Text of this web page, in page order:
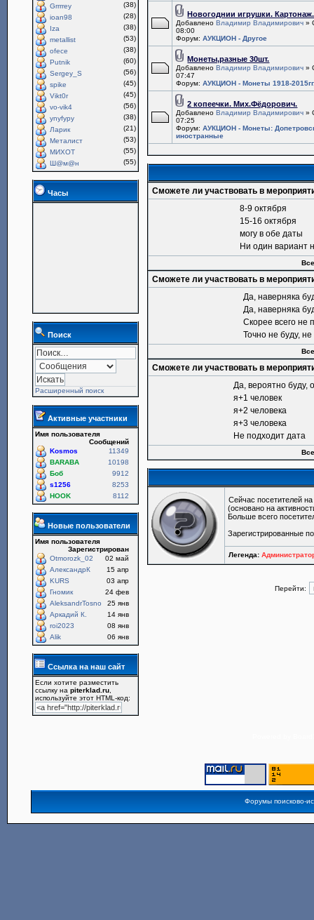
Grrrrey
(38)
ioan98
(28)
Iza
(38)
metallist
(53)
ofece
(38)
Putnik
(60)
Sergey_S
(56)
spike
(45)
Vikt0r
(45)
vo-vik4
(56)
ynyfypy
(38)
Ларик
(21)
Металист
(53)
МИХОТ
(55)
Ш@м@н
(55)
Часы
Поиск
Расширенный поиск
Активные участники
Имя пользователя
Сообщений
Kosmos
11349
BARABA
10198
Боб
9912
s1256
8253
HOOK
8112
Новые пользователи
Имя пользователя
Зарегистрирован
Otmorozk_02
02 май
АлександрК
15 апр
KURS
03 апр
Гномик
24 фев
AleksandrTosno
25 янв
Аркадий К.
14 янв
roi2023
08 янв
Alik
06 янв
Ссылка на наш сайт
Если хотите разместить
ссылку наpiterklad.ru
используйте этот HTML-код:
Новогоднии игрушки. Картонаж.
ДобавленоВладимир Владимирович »
08:00
Форум:АУКЦИОН - Другое
Монеты,разные 30шт.
ДобавленоВладимир Владимирович »
07:47
Форум:АУКЦИОН - Монеты 1918-
2 копеечки. Мих.Фёдорович.
ДобавленоВладимир Владимирович »
07:25
Форум:АУКЦИОН - Монеты:
иностранные
Сможете ли участвовать в
8-9 октября
15-16 октября
могу в обе даты
Ни один вариант
Сможете ли участвовать в
Да, наверняка
Да, наверняка
Скорее всего не
Точно не буду,
Сможете ли участвовать в
Да, вероятно буду,
я+1 человек
я+2 человека
я+3 человека
Не подходит дата
Сейчас посетителей
(основано на
Больше всего
Зарегистрированные
Легенда:
Перейти:
Форумы поисково-